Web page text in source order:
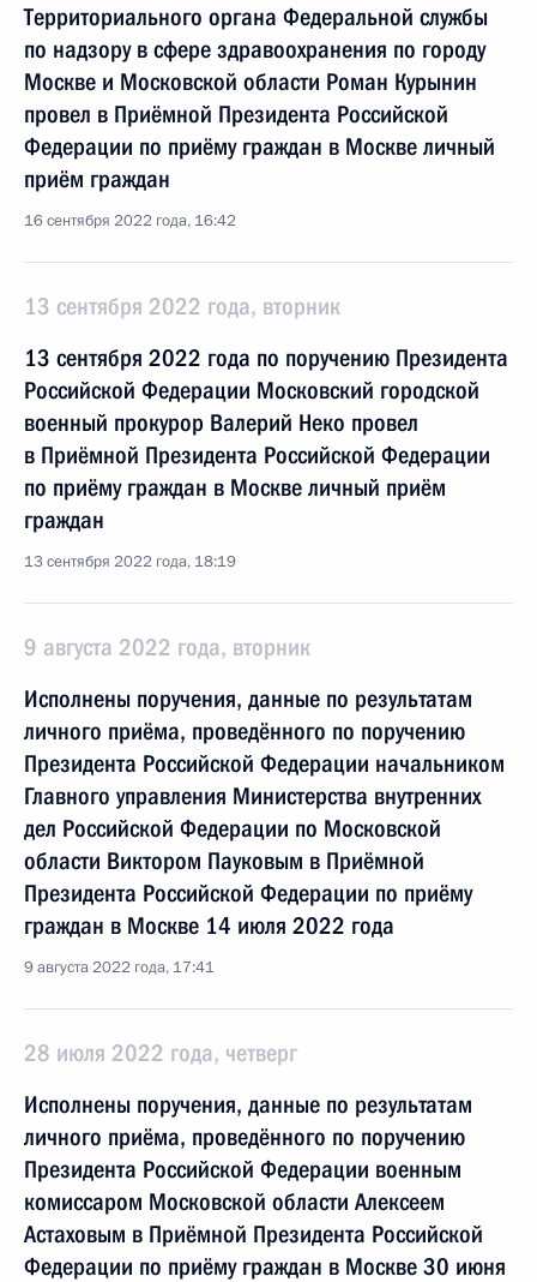
Территориального органа Федеральной службы
по надзору в сфере здравоохранения по городу
Москве и Московской области Роман Курынин
провел в Приёмной Президента Российской
Федерации по приёму граждан в Москве личный
приём граждан
16 сентября 2022 года, 16:42
13 сентября 2022 года, вторник
13 сентября 2022 года по поручению Президента
Российской Федерации Московский городской
военный прокурор Валерий Неко провел
в Приёмной Президента Российской Федерации
по приёму граждан в Москве личный приём
граждан
13 сентября 2022 года, 18:19
9 августа 2022 года, вторник
Исполнены поручения, данные по результатам
личного приёма, проведённого по поручению
Президента Российской Федерации начальником
Главного управления Министерства внутренних
дел Российской Федерации по Московской
области Виктором Пауковым в Приёмной
Президента Российской Федерации по приёму
граждан в Москве 14 июля 2022 года
9 августа 2022 года, 17:41
28 июля 2022 года, четверг
Исполнены поручения, данные по результатам
личного приёма, проведённого по поручению
Президента Российской Федерации военным
комиссаром Московской области Алексеем
Астаховым в Приёмной Президента Российской
Федерации по приёму граждан в Москве 30 июня